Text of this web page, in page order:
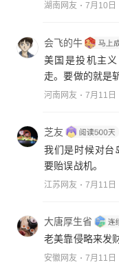
湖南网友 7月10日
会飞的牛
美国是投机主
走。要做的就是
河南网友 7月11日
芝友
我们是时候对台
要贻误战机。
江苏网友 7月11日
大唐厚生省
老美靠侵略来发
安徽网友 7月11日